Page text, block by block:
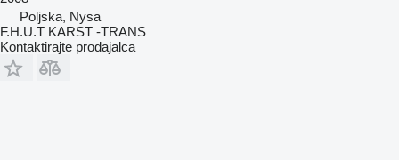
Poljska, Nysa
F.H.U.T KARST -TRANS
Kontaktirajte prodajalca